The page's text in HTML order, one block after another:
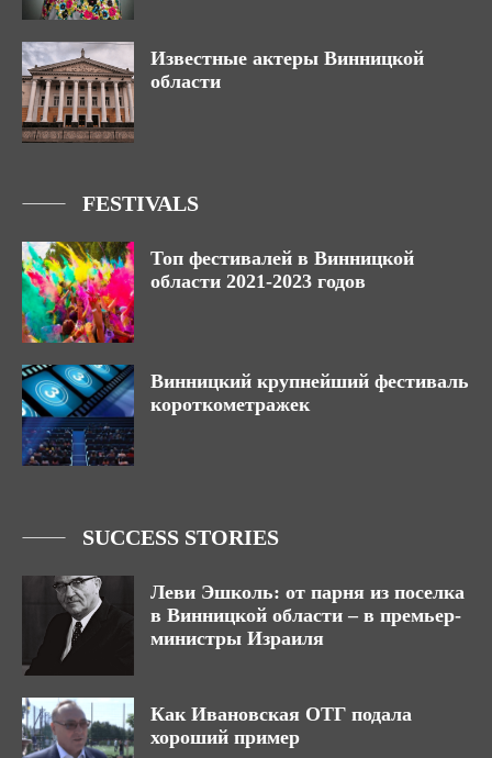
Известные актеры Винницкой
области
FESTIVALS
Топ фестивалей в Винницкой
области 2021-2023 годов
Винницкий крупнейший фестиваль
короткометражек
SUCCESS STORIES
Леви Эшколь: от парня из поселка
в Винницкой области – в премьер-
министры Израиля
Как Ивановская ОТГ подала
хороший пример